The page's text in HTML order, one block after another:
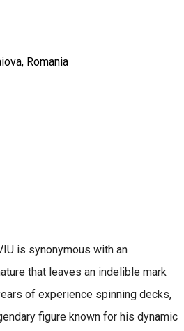
Romania
is synonymous with an
that leaves an indelible mark
of experience spinning decks,
figure known for his dynamic